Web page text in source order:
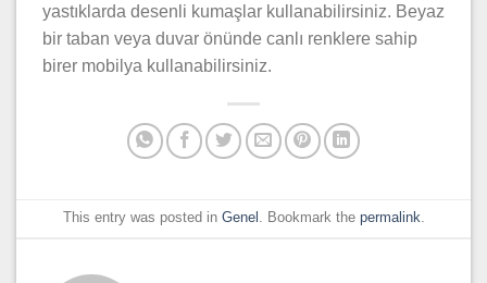
yastıklarda desenli kumaşlar kullanabilirsiniz. Beyaz
bir taban veya duvar önünde canlı renklere sahip
birer mobilya kullanabilirsiniz.
This entry was posted in Genel . Bookmark the permalink.